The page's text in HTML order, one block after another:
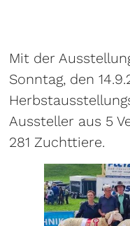
Mit der
Sonntag, den
Aussteller aus 5
281 Zuchttiere.